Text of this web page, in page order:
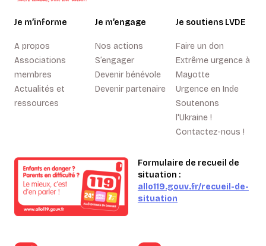
Je m’informe
A propos
Associations
membres
Actualités et
ressources
Je m’engage
Nos actions
S’engager
Devenir bénévole
Devenir partenaire
Je soutiens LVDE
Faire un don
Extrême urgence à
Mayotte
Urgence en Inde
Soutenons
l'Ukraine !
Contactez-nous !
Formulaire de recueil de
situation :
allo119.gouv.fr/recueil-de-
situation